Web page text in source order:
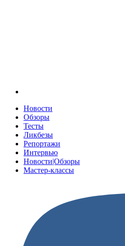
Новости
Обзоры
Тесты
Ликбезы
Репортажи
Интервью
Новости|Обзоры
Мастер-классы